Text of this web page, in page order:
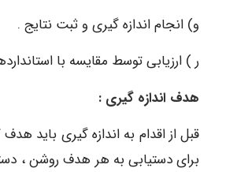
و) انجام اندازه گیری و ثبت نتایج .
ر ) ارزیابی توسط مقایسه با
هدف اندازه گیری :
قبل از اقدام به اندازه گیری باید هدف
برای دستیابی به هر هدف روشن ،